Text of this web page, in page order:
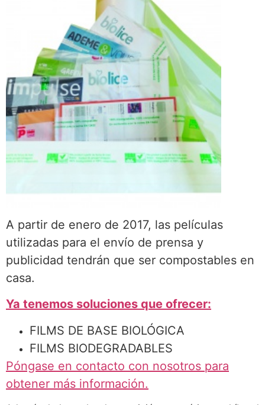
A partir de enero de 2017, las películas
utilizadas para el envío de prensa y
publicidad tendrán que ser compostables en
casa.
Ya tenemos soluciones que ofrecer:
FILMS DE BASE BIOLÓGICA
FILMS BIODEGRADABLES
Póngase en contacto con nosotros para
obtener más información.